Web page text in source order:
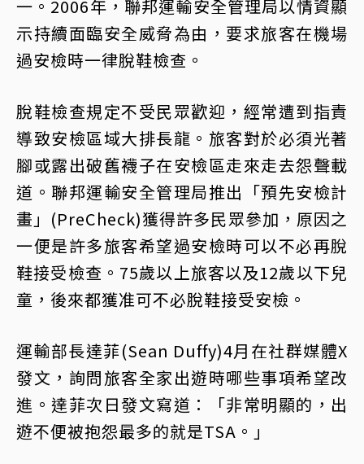
一。2006年，聯邦運輸安全管理局以情資顯
示持續面臨安全威脅為由，要求旅客在機場
過安檢時一律脫鞋檢查。
脫鞋檢查規定不受民眾歡迎，經常遭到指責
導致安檢區域大排長龍。旅客對於必須光著
腳或露出破舊襪子在安檢區走來走去怨聲載
道。聯邦運輸安全管理局推出「預先安檢計
畫」(PreCheck)獲得許多民眾參加，原因之
一便是許多旅客希望過安檢時可以不必再脫
鞋接受檢查。75歲以上旅客以及12歲以下兒
童，後來都獲准可不必脫鞋接受安檢。
運輸部長達菲(Sean Duffy)4月在社群媒體X
發文，詢問旅客全家出遊時哪些事項希望改
進。達菲次日發文寫道：「非常明顯的，出
遊不便被抱怨最多的就是TSA。」